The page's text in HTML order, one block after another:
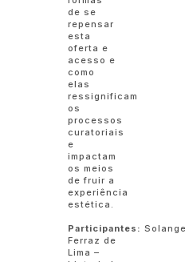
de se
repensar
esta
oferta e
acesso e
como
elas
ressignificam
os
processos
curatoriais
e
impactam
os meios
de fruir a
experiência
estética.
Participantes:
Ferraz de
Lima –